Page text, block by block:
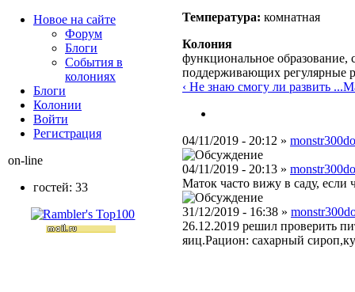
Температура: комнатная
Колония
функциональное образование,
поддерживающих регулярные
‹ Не знаю смогу ли развить ...
04/11/2019 - 20:12 »
04/11/2019 - 20:13 »
Маток часто вижу в саду,
31/12/2019 - 16:38 »
26.12.2019 решил проверить
яиц.Рацион: сахарный
Новое на сайте
Форум
Блоги
События в
колониях
Блоги
Колонии
Войти
Peгиcтpaция
on-line
гостей: 33